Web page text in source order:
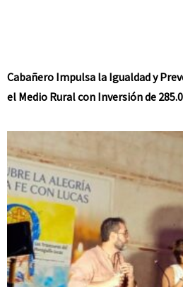
Cabañero Impulsa la Igualdad y
el Medio Rural con Inversión de